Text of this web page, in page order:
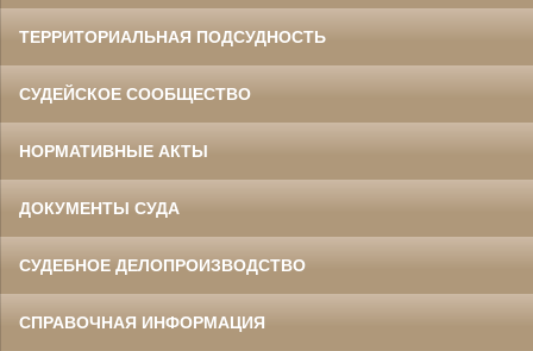
ТЕРРИТОРИАЛЬНАЯ ПОДСУДНОСТЬ
СУДЕЙСКОЕ СООБЩЕСТВО
НОРМАТИВНЫЕ АКТЫ
ДОКУМЕНТЫ СУДА
СУДЕБНОЕ ДЕЛОПРОИЗВОДСТВО
СПРАВОЧНАЯ ИНФОРМАЦИЯ